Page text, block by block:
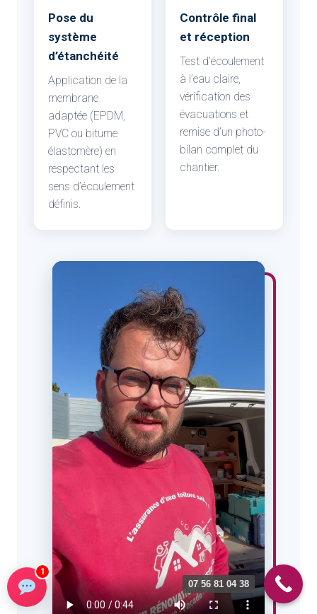
Pose du
système
d’étanchéité
Application de la
membrane
adaptée (EPDM,
PVC ou bitume
élastomère) en
respectant les
sens d’écoulement
définis.
Contrôle final
et réception
Test d’écoulement
à l’eau claire,
vérification des
évacuations et
remise d’un photo-
bilan complet du
chantier.
07 56 81 04 38
1